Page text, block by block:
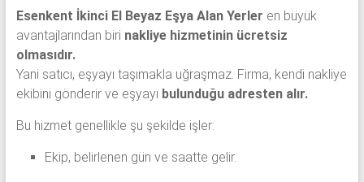
Esenkent İkinci El Beyaz Eşya Alan Yerler en büyük
avantajlarından biri nakliye hizmetinin ücretsiz
olmasıdır.
Yani satıcı, eşyayı taşımakla uğraşmaz. Firma, kendi nakliye
ekibini gönderir ve eşyayı bulunduğu adresten alır.
Bu hizmet genellikle şu şekilde işler:
Ekip, belirlenen gün ve saatte gelir.